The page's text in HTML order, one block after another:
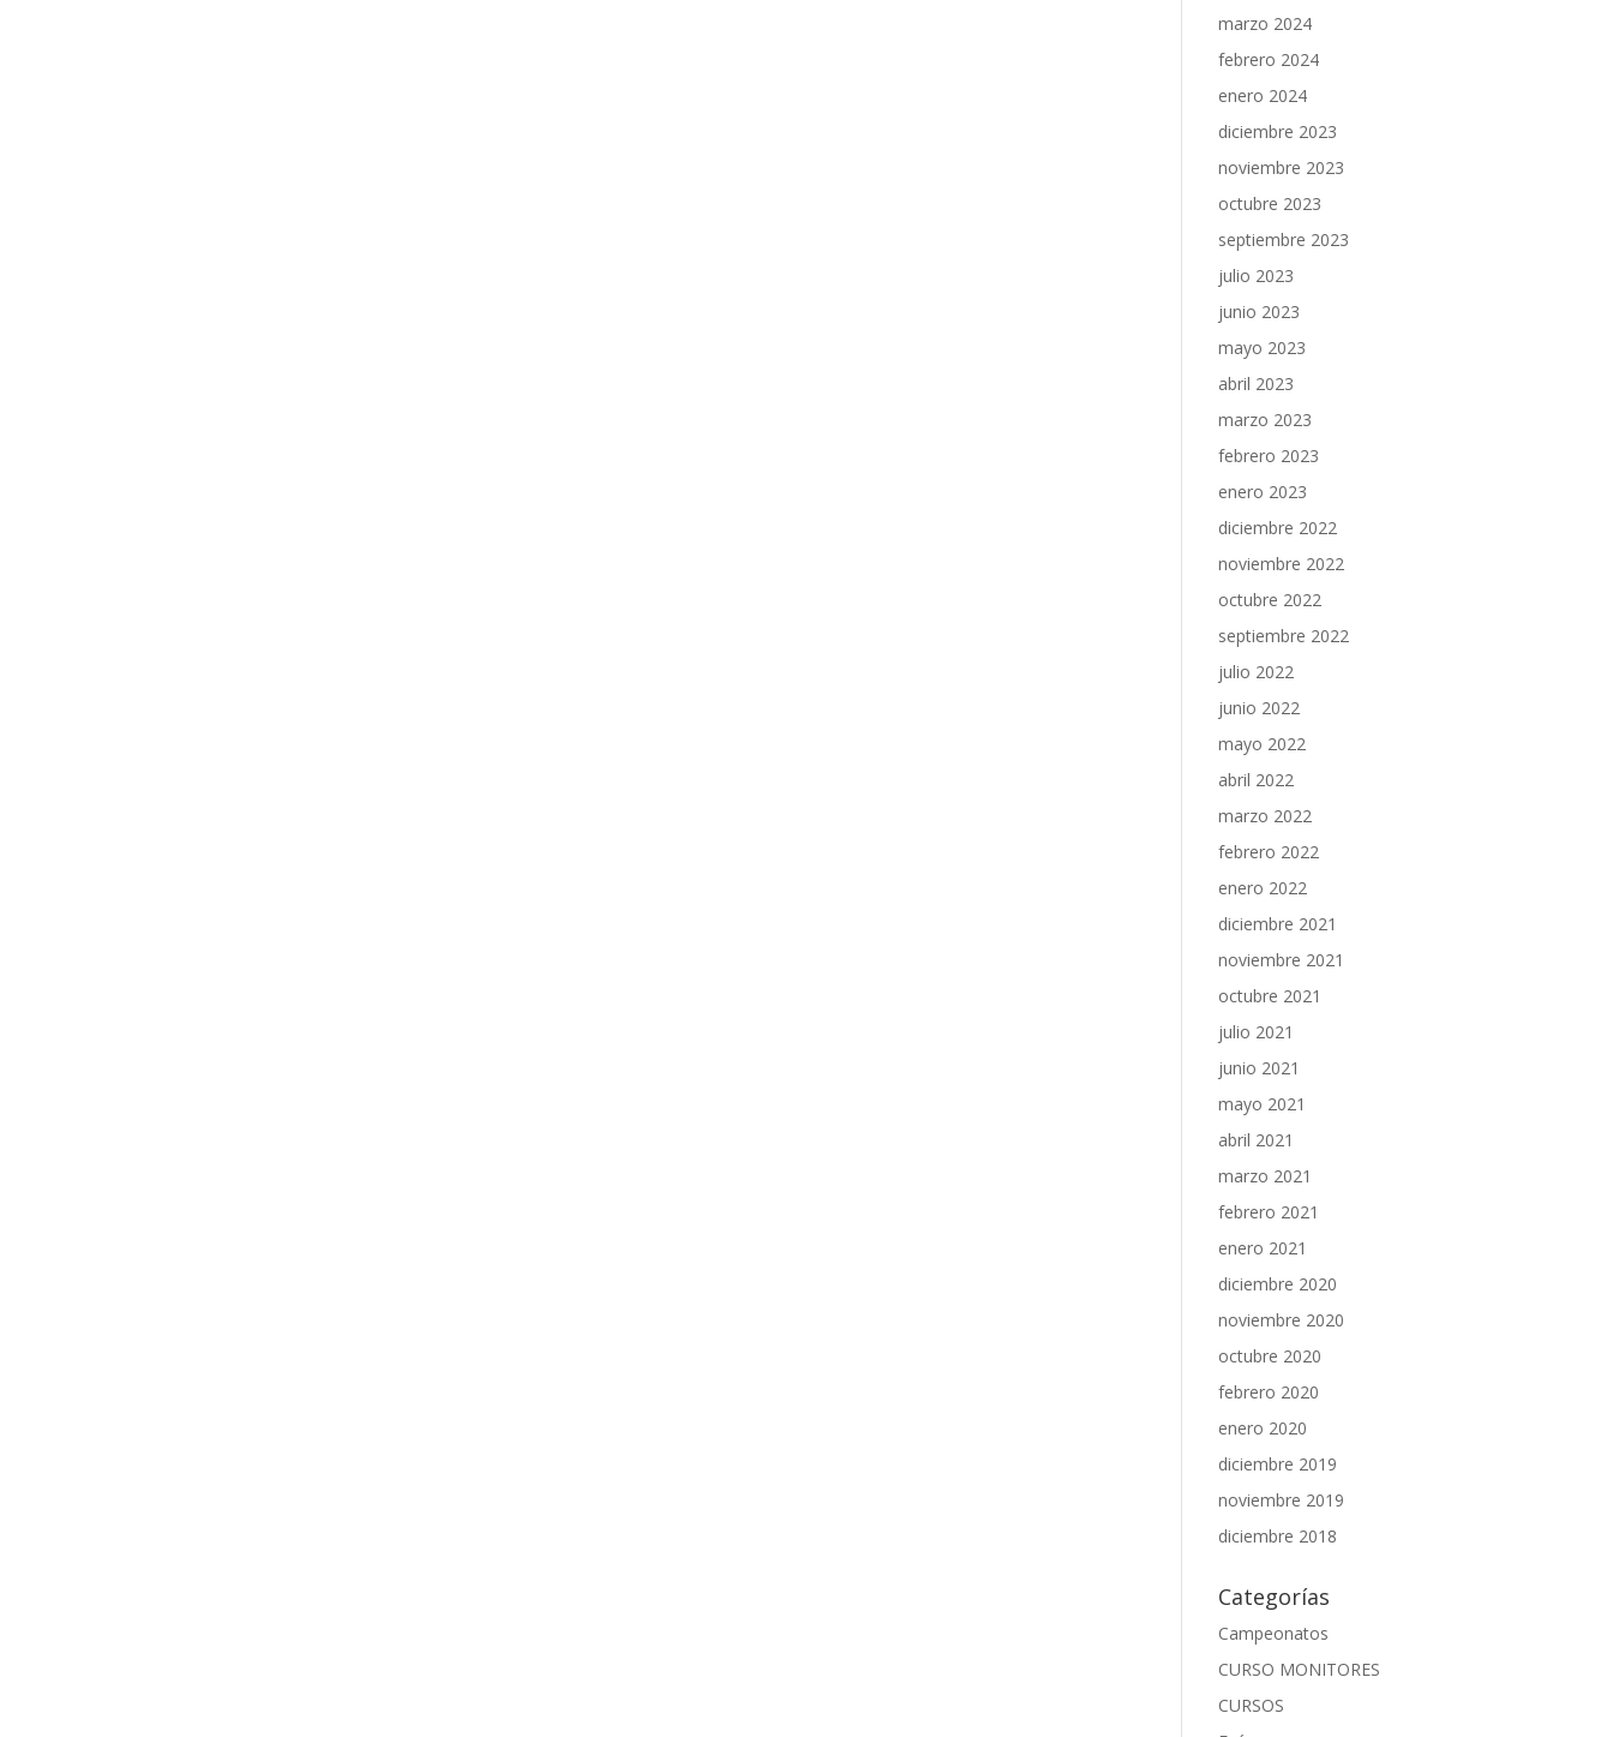
marzo 2024
febrero 2024
enero 2024
diciembre 2023
noviembre 2023
octubre 2023
septiembre 2023
julio 2023
junio 2023
mayo 2023
abril 2023
marzo 2023
febrero 2023
enero 2023
diciembre 2022
noviembre 2022
octubre 2022
septiembre 2022
julio 2022
junio 2022
mayo 2022
abril 2022
marzo 2022
febrero 2022
enero 2022
diciembre 2021
noviembre 2021
octubre 2021
julio 2021
junio 2021
mayo 2021
abril 2021
marzo 2021
febrero 2021
enero 2021
diciembre 2020
noviembre 2020
octubre 2020
febrero 2020
enero 2020
diciembre 2019
noviembre 2019
diciembre 2018
Categorías
Campeonatos
CURSO MONITORES
CURSOS